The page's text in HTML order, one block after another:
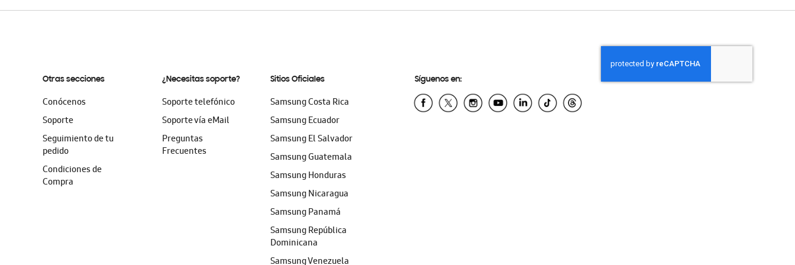
Otras secciones
Conócenos
Soporte
Seguimiento de tu
pedido
Condiciones de
Compra
¿Necesitas soporte?
Soporte telefónico
Soporte vía eMail
Preguntas
Frecuentes
Sitios Oficiales
Samsung Costa Rica
Samsung Ecuador
Samsung El Salvador
Samsung Guatemala
Samsung Honduras
Samsung Nicaragua
Samsung Panamá
Samsung República
Dominicana
Samsung Venezuela
Síguenos en: